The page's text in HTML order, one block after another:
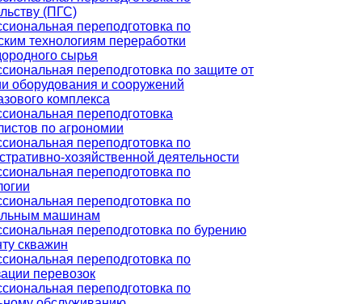
(ПГС)
переподготовка по
технологиям переработки
сырья
переподготовка по защите от
оборудования и сооружений
комплекса
переподготовка
по агрономии
переподготовка по
хозяйственной деятельности
переподготовка по
переподготовка по
машинам
переподготовка по бурению
скважин
переподготовка по
перевозок
переподготовка по